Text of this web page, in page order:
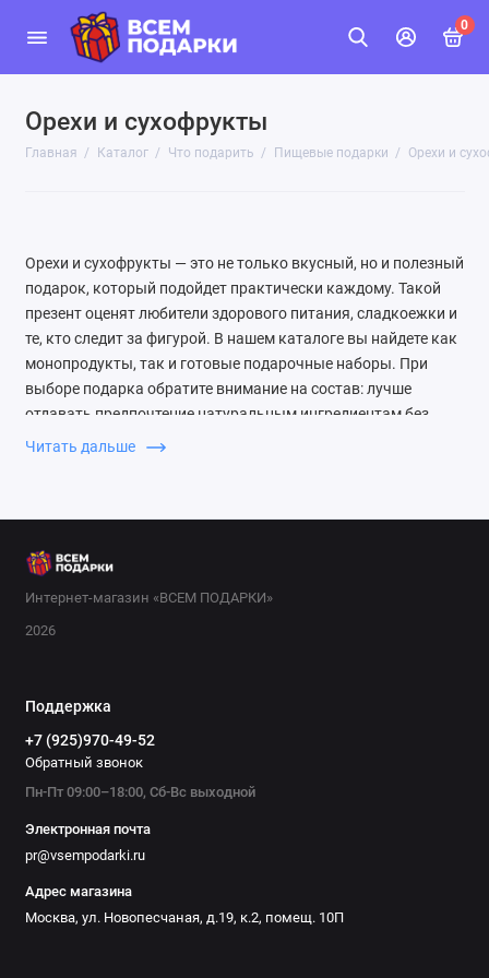
0
Орехи и сухофрукты
Главная Каталог Что подарить Пищевые подарки Орехи и
Орехи и сухофрукты — это не только вкусный, но и полезный
подарок, который подойдет практически каждому. Такой
презент оценят любители здорового питания, сладкоежки и
те, кто следит за фигурой. В нашем каталоге вы найдете как
монопродукты, так и готовые подарочные наборы. При
выборе подарка обратите внимание на состав: лучше
отдавать предпочтение натуральным ингредиентам без
добавления сахара и консервантов. Учитывайте вкусы
упаковке. Также можно выбрать ассорти с добавлением
цукатов или сушеных ягод. Такой подарок универсален: его
интернет-магазине представлены только свежие и
полезным!
Читать дальше
Интернет-магазин «ВСЕМ ПОДАРКИ»
2026
Поддержка
+7 (925)970-49-52
Обратный звонок
Пн-Пт 09:00–18:00, Сб-Вс выходной
Электронная почта
pr@vsempodarki.ru
Адрес магазина
Москва, ул. Новопесчаная, д.19, к.2, помещ. 10П